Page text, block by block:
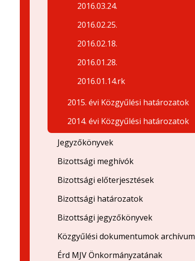
2016.03.24.
2016.02.25.
2016.02.18.
2016.01.28.
2016.01.14.rk
2015. évi Közgyűlési határozatok
2014. évi Közgyűlési határozatok
Jegyzőkönyvek
Bizottsági meghívók
Bizottsági előterjesztések
Bizottsági határozatok
Bizottsági jegyzőkönyvek
Közgyűlési dokumentumok archívum
Érd MJV Önkormányzatának